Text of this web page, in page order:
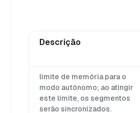
Descrição
limite de memória para o
modo autónomo; ao atingir
este limite, os segmentos
serão sincronizados.